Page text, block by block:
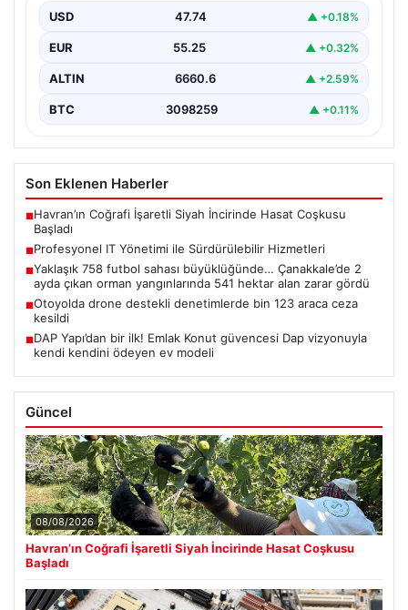
parklarını sürekli periyotlarla yenilemektedir. Bu
güncelleme operasyonlarında kenara…
USD 47.74 ▲ +0.18%
EUR 55.25 ▲ +0.32%
ALTIN 6660.6 ▲ +2.59%
BTC 3098259 ▲ +0.11%
Son Eklenen Haberler
■Havran’ın Coğrafi İşaretli Siyah İncirinde Hasat Coşkusu
Başladı
■Profesyonel IT Yönetimi ile Sürdürülebilir Hizmetleri
■Yaklaşık 758 futbol sahası büyüklüğünde… Çanakkale’de 2
ayda çıkan orman yangınlarında 541 hektar alan zarar gördü
■Otoyolda drone destekli denetimlerde bin 123 araca ceza
kesildi
■DAP Yapı’dan bir ilk! Emlak Konut güvencesi Dap vizyonuyla
kendi kendini ödeyen ev modeli
Güncel
08/08/2026
Havran’ın Coğrafi İşaretli Siyah İncirinde Hasat Coşkusu
Başladı